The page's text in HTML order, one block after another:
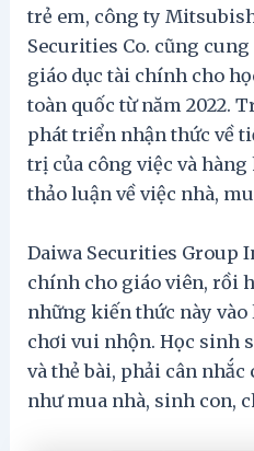
trẻ em, công ty
Securities Co. cũng
giáo dục tài chính cho
toàn quốc từ năm 2022.
phát triển nhận thức về
trị của công việc và
thảo luận về việc nhà,
Daiwa Securities Group
chính cho giáo viên, rồi
những kiến thức này
chơi vui nhộn. Học sinh
và thẻ bài, phải cân nhắc
như mua nhà, sinh con,